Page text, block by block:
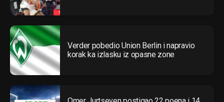
Verder pobedio Union Berlin i napravio
korak ka izlasku iz opasne zone